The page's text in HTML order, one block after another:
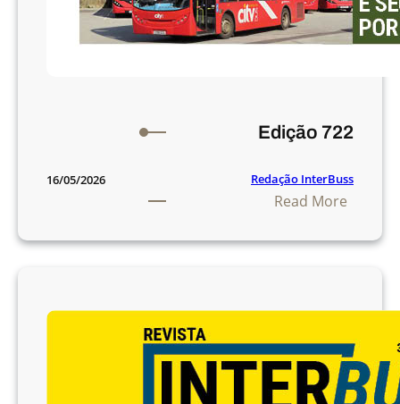
Edição 722
16/05/2026 Redação InterBuss
Read More:
d
ã
7
2
2